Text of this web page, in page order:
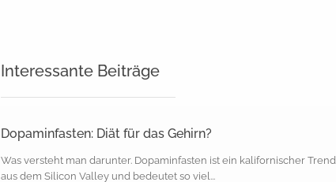
Interessante Beiträge
Dopaminfasten: Diät für das Gehirn?
Was versteht man darunter. Dopaminfasten ist ein kalifornischer Trend
aus dem Silicon Valley und bedeutet so viel...